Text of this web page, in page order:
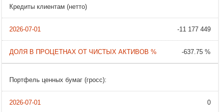
Кредиты клиентам (нетто)
-11 177 449
-637.75 %
Портфель ценных бумаг (гросс):
0